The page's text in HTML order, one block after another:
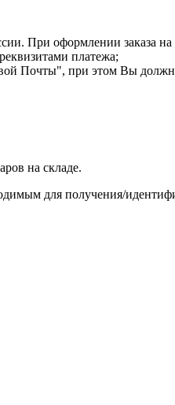
При оформлении заказа
платежа;
Почты", при этом Вы
на складе.
для получения/